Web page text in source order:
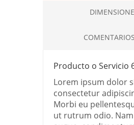
Producto o Servicio
Lorem ipsum dolor
consectetur
Morbi eu
ut rutrum odio.